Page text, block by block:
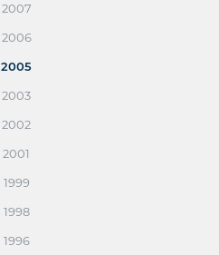
2007
2006
2005
2003
2002
2001
1999
1998
1996